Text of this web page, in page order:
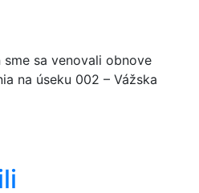
sa venovali obnove
na úseku 002 – Vážska